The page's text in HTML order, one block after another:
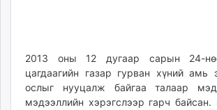
mnb.mn
Livetv.mn
2013 оны 12 дугаар сарын 24-
цагдаагийн газар гурван хүний амь
ослыг нууцалж байгаа талаар
мэдээллийн хэрэгслээр гарч байсан.